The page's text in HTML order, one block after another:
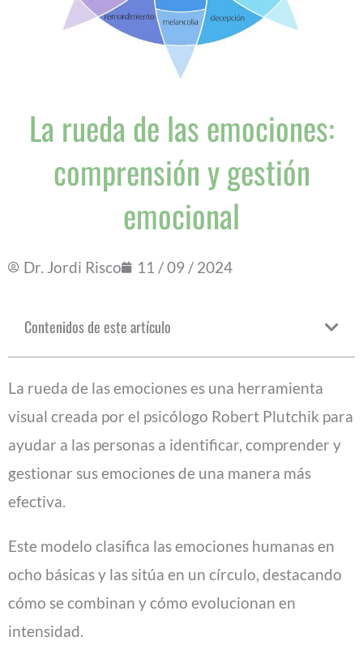
La rueda de las emociones:
comprensión y gestión
emocional
Dr. Jordi Risco 11 / 09 / 2024
Contenidos de este artículo
La rueda de las emociones es una herramienta
visual creada por el psicólogo Robert Plutchik para
ayudar a las personas a identificar, comprender y
gestionar sus emociones de una manera más
efectiva.
Este modelo clasifica las emociones humanas en
ocho básicas y las sitúa en un círculo, destacando
cómo se combinan y cómo evolucionan en
intensidad.